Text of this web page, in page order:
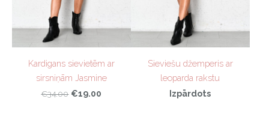
Kardigans sievietēm ar
sirsniņām Jasmine
€34.00 €19.00
Sieviešu džemperis ar
leoparda rakstu
Izpārdots